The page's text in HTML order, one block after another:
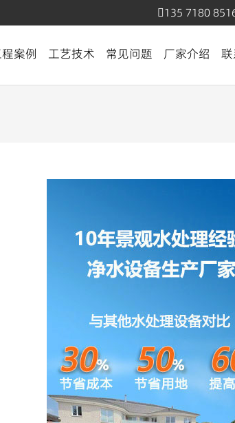
135 7180
案例 工艺技术 常见问题 厂家介绍